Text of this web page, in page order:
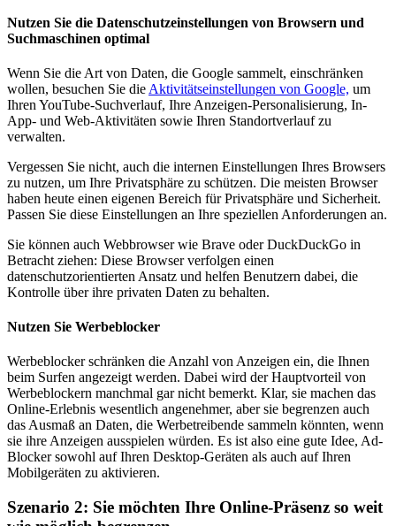
Nutzen Sie die Datenschutzeinstellungen von Browsern und
Suchmaschinen optimal
Wenn Sie die Art von Daten, die Google sammelt, einschränken
wollen, besuchen Sie die Aktivitätseinstellungen von Google, um
Ihren YouTube-Suchverlauf, Ihre Anzeigen-Personalisierung, In-
App- und Web-Aktivitäten sowie Ihren Standortverlauf zu
verwalten.
Vergessen Sie nicht, auch die internen Einstellungen Ihres Browsers
zu nutzen, um Ihre Privatsphäre zu schützen. Die meisten Browser
haben heute einen eigenen Bereich für Privatsphäre und Sicherheit.
Passen Sie diese Einstellungen an Ihre speziellen Anforderungen an.
Sie können auch Webbrowser wie Brave oder DuckDuckGo in
Betracht ziehen: Diese Browser verfolgen einen
datenschutzorientierten Ansatz und helfen Benutzern dabei, die
Kontrolle über ihre privaten Daten zu behalten.
Nutzen Sie Werbeblocker
Werbeblocker schränken die Anzahl von Anzeigen ein, die Ihnen
beim Surfen angezeigt werden. Dabei wird der Hauptvorteil von
Werbeblockern manchmal gar nicht bemerkt. Klar, sie machen das
Online-Erlebnis wesentlich angenehmer, aber sie begrenzen auch
das Ausmaß an Daten, die Werbetreibende sammeln könnten, wenn
sie ihre Anzeigen ausspielen würden. Es ist also eine gute Idee, Ad-
Blocker sowohl auf Ihren Desktop-Geräten als auch auf Ihren
Mobilgeräten zu aktivieren.
Szenario 2: Sie möchten Ihre Online-Präsenz so weit